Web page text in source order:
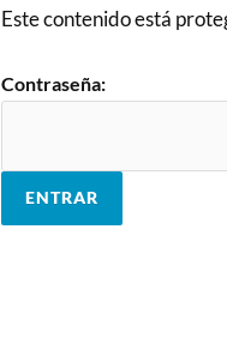
Este contenido está
Contraseña: